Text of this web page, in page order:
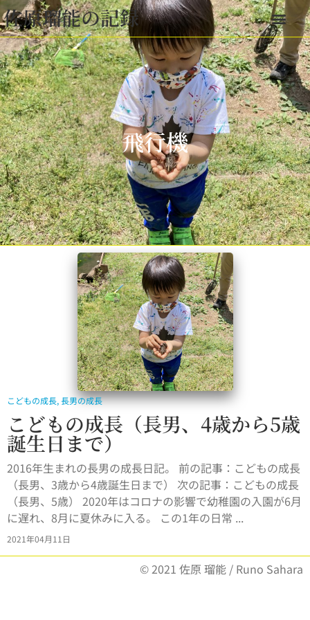
佐原瑠能の記録
飛行機
こどもの成長,長男の成長
こどもの成長（長男、4歳から5歳
誕生日まで）
2016年生まれの長男の成長日記。 前の記事：こどもの成長
（長男、3歳から4歳誕生日まで） 次の記事：こどもの成長
（長男、5歳） 2020年はコロナの影響で幼稚園の入園が6月
に遅れ、8月に夏休みに入る。 この1年の日常 ...
2021年04月11日
© 2021 佐原 瑠能 / Runo Sahara